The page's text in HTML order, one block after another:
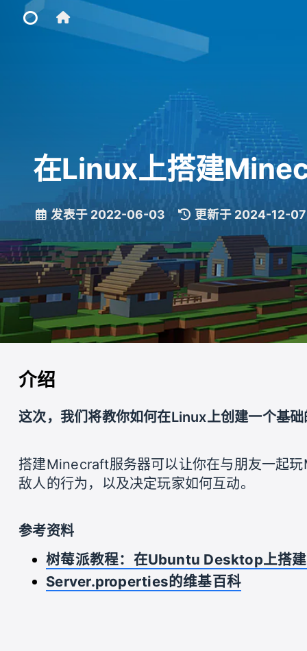
IP Toolbox
FusionX
在Linux上搭建
发表于 2022-06-03 | 更新于 2024-12-07
介绍
这次，我们将教你如何在Linux上创建一个基
搭建Minecraft服务器可以让你在与朋友一起
敌人的行为，以及决定玩家如何互动。
参考资料
树莓派教程：在Ubuntu Desktop上搭
Server.properties的维基百科